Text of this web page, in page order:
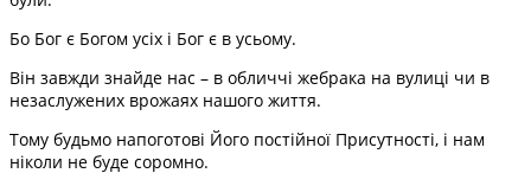
Бо Бог є Богом усіх і Бог є в усьому.
Він завжди знайде нас – в обличчі жебрака на вулиці чи в
незаслужених врожаях нашого життя.
Тому будьмо напоготові Його постійної Присутності, і нам
ніколи не буде соромно.